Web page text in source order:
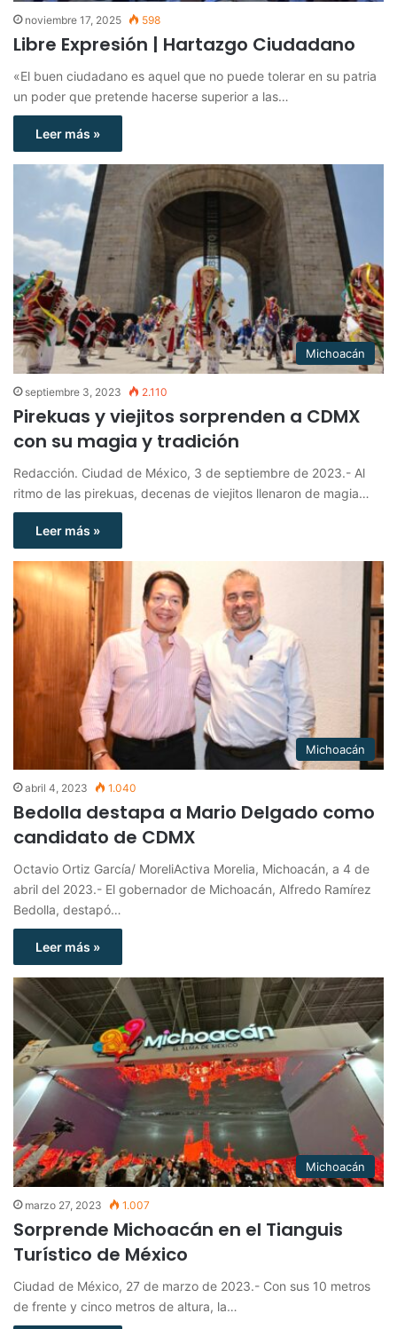
noviembre 17, 2025 598
Libre Expresión | Hartazgo Ciudadano
«El buen ciudadano es aquel que no puede tolerar en su patria
un poder que pretende hacerse superior a las…
Leer más »
Michoacán
septiembre 3, 2023 2.110
Pirekuas y viejitos sorprenden a CDMX
con su magia y tradición
Redacción. Ciudad de México, 3 de septiembre de 2023.- Al
ritmo de las pirekuas, decenas de viejitos llenaron de magia…
Leer más »
Michoacán
abril 4, 2023 1.040
Bedolla destapa a Mario Delgado como
candidato de CDMX
Octavio Ortiz García/ MoreliActiva Morelia, Michoacán, a 4 de
abril del 2023.- El gobernador de Michoacán, Alfredo Ramírez
Bedolla, destapó…
Leer más »
Michoacán
marzo 27, 2023 1.007
Sorprende Michoacán en el Tianguis
Turístico de México
Ciudad de México, 27 de marzo de 2023.- Con sus 10 metros
de frente y cinco metros de altura, la…